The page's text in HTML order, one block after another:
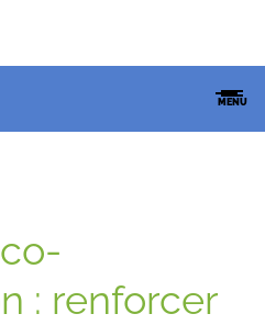
MENU
professionnels
: renforcer